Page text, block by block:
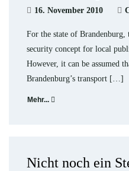
16. November 2010
For the state of
security concept for local
However, it can be assumed
Brandenburg’s transport […]
Mehr...
Nicht noch ein